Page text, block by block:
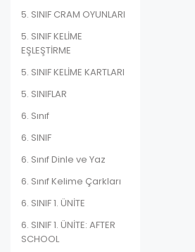
5. SINIF CRAM OYUNLARI
5. SINIF KELİME
EŞLEŞTİRME
5. SINIF KELİME KARTLARI
5. SINIFLAR
6. Sınıf
6. SINIF
6. Sınıf Dinle ve Yaz
6. Sınıf Kelime Çarkları
6. SINIF 1. ÜNİTE
6. SINIF 1. ÜNİTE: AFTER
SCHOOL